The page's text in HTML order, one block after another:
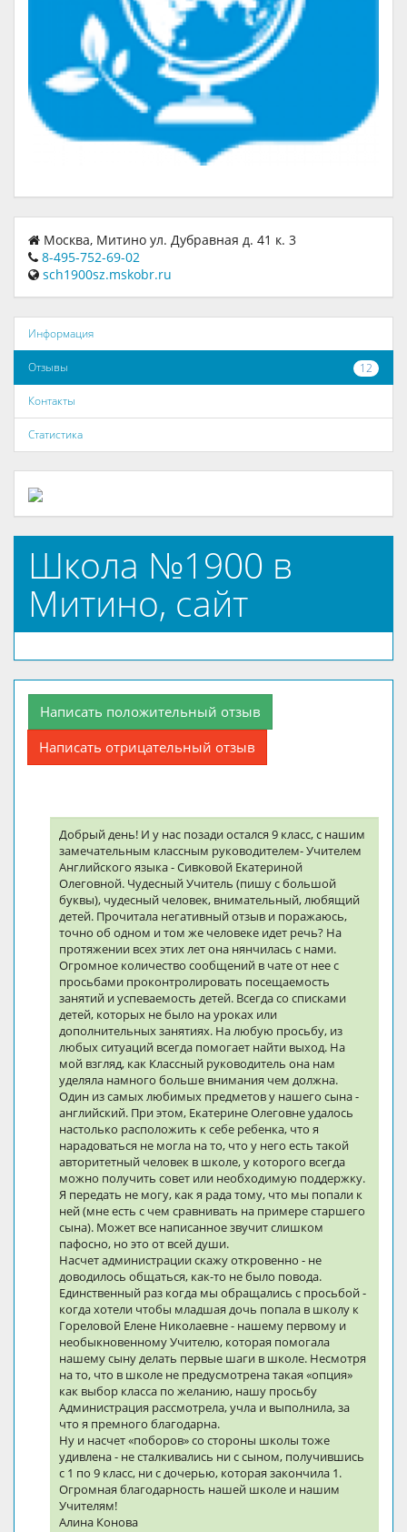
Москва, Митино ул. Дубравная д. 41 к. 3
8-495-752-69-02
sch1900sz.mskobr.ru
Информация
12
Отзывы
Контакты
Статистика
Школа №1900 в
Митино, сайт
Написать положительный отзыв
Написать отрицательный отзыв
Добрый день! И у нас позади остался 9 класс, с нашим
замечательным классным руководителем- Учителем
Английского языка - Сивковой Екатериной
Олеговной. Чудесный Учитель (пишу с большой
буквы), чудесный человек, внимательный, любящий
детей. Прочитала негативный отзыв и поражаюсь,
точно об одном и том же человеке идет речь? На
протяжении всех этих лет она нянчилась с нами.
Огромное количество сообщений в чате от нее с
просьбами проконтролировать посещаемость
занятий и успеваемость детей. Всегда со списками
детей, которых не было на уроках или
дополнительных занятиях. На любую просьбу, из
любых ситуаций всегда помогает найти выход. На
мой взгляд, как Классный руководитель она нам
уделяла намного больше внимания чем должна.
Один из самых любимых предметов у нашего сына -
английский. При этом, Екатерине Олеговне удалось
настолько расположить к себе ребенка, что я
нарадоваться не могла на то, что у него есть такой
авторитетный человек в школе, у которого всегда
можно получить совет или необходимую поддержку.
Я передать не могу, как я рада тому, что мы попали к
ней (мне есть с чем сравнивать на примере старшего
сына). Может все написанное звучит слишком
пафосно, но это от всей души.
Насчет администрации скажу откровенно - не
доводилось общаться, как-то не было повода.
Единственный раз когда мы обращались с просьбой -
когда хотели чтобы младшая дочь попала в школу к
Гореловой Елене Николаевне - нашему первому и
необыкновенному Учителю, которая помогала
нашему сыну делать первые шаги в школе. Несмотря
на то, что в школе не предусмотрена такая «опция»
как выбор класса по желанию, нашу просьбу
Администрация рассмотрела, учла и выполнила, за
что я премного благодарна.
Ну и насчет «поборов» со стороны школы тоже
удивлена - не сталкивались ни с сыном, получившись
с 1 по 9 класс, ни с дочерью, которая закончила 1.
Огромная благодарность нашей школе и нашим
Учителям!
Алина Конова